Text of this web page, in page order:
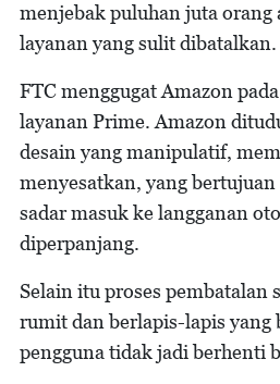
menjebak puluhan juta orang
layanan yang sulit dibatalkan.
FTC menggugat Amazon
layanan Prime. Amazon
desain yang manipulatif,
menyesatkan, yang bertujuan
sadar masuk ke langganan
diperpanjang.
Selain itu proses pembatalan
rumit dan berlapis-lapis yang
pengguna tidak jadi berhenti